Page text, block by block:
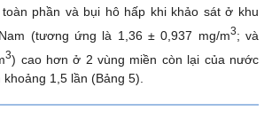
phần và bụi hô hấp khi khảo sát ở khu
(tương ứng là 1,36 ± 0,937 mg/m3; và
3) cao hơn ở 2 vùng miền còn lại của nước
1,5 lần (Bảng 5).